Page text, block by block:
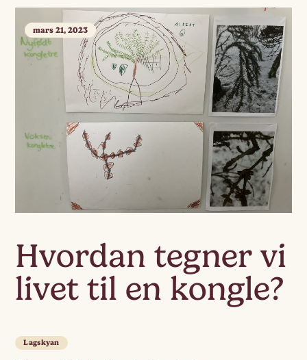
Hvordan tegner vi
livet til en kongle?
mars 21, 2023
Lagskyan